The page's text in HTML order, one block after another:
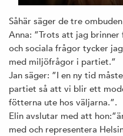
Såhär säger de tre
Anna: ”Trots att jag
och sociala frågor tycker
med miljöfrågor i partiet.”
Jan säger: ”I en ny tid
partiet så att vi blir ett
fötterna ute hos väljarna.”.
Elin avslutar med att
med och representera